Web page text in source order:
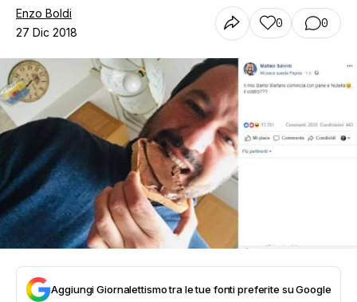
Chi siamo
Contatti
Enzo Boldi
27 Dic 2018
0 0
Aggiungi Giornalettismo tra le tue fonti preferite su Google